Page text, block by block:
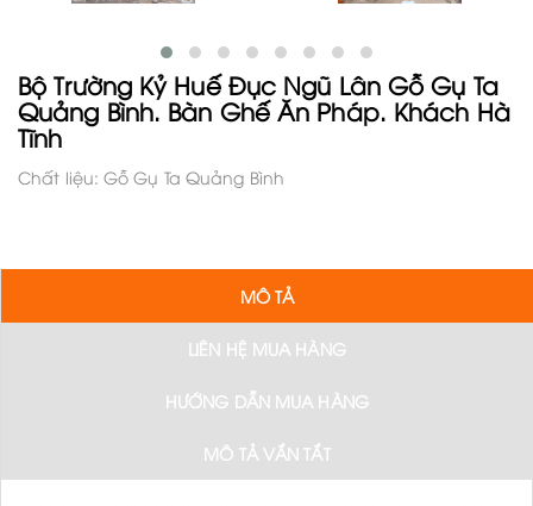
Bộ Trường Kỷ Huế Đục Ngũ Lân Gỗ Gụ Ta
Quảng Bình. Bàn Ghế Ăn Pháp. Khách Hà
Tĩnh
Chất liệu: Gỗ Gụ Ta Quảng Bình
MÔ TẢ
LIÊN HỆ MUA HÀNG
HƯỚNG DẪN MUA HÀNG
MÔ TẢ VẮN TẮT